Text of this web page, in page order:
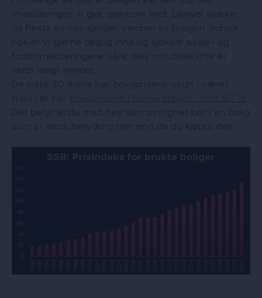
investeringen vi gjør gjennom livet. Likevel sjekker
de fleste av oss sjelden verdien av boligen. Ironisk
nok er vi gjerne daglig inne og sjekker aksje- og
fondsinvesteringene våre, selv om disse ofte er
verdt langt mindre.
De siste 30 årene har boligprisene skutt i været.
Hittil i år har
Det betyr at du med høy sannsynlighet bor i en bolig
som er verdt betydelig mer enn da du kjøpte den.